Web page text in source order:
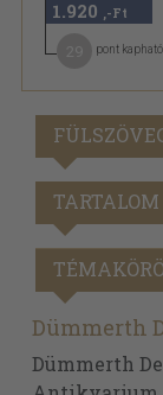
1.920 ,-Ft
pont kapható
TARTALOM
Dümmerth
Dümmerth